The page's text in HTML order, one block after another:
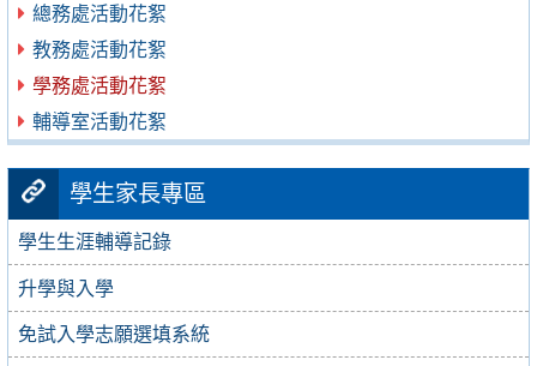
總務處活動花絮
教務處活動花絮
學務處活動花絮
輔導室活動花絮
學生家長專區
學生生涯輔導記錄
升學與入學
免試入學志願選填系統